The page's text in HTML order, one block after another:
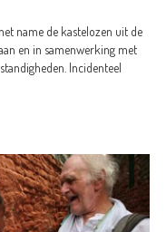
name de kastelozen uit de
en in samenwerking met
Incidenteel